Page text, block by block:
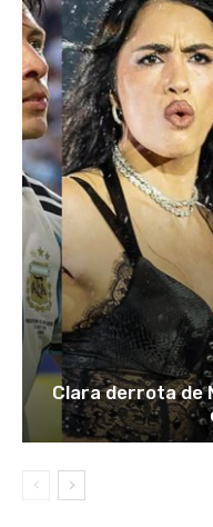
Clara derrota de